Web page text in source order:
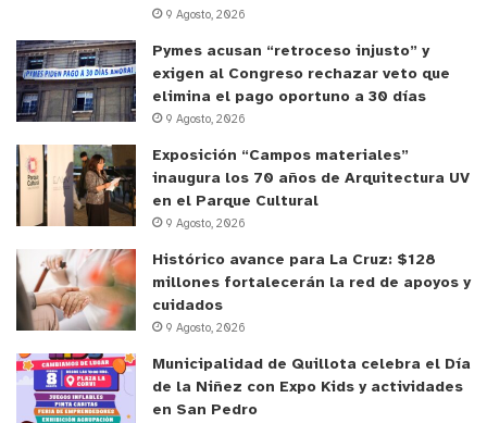
9 Agosto, 2026
Pymes acusan “retroceso injusto” y
exigen al Congreso rechazar veto que
elimina el pago oportuno a 30 días
9 Agosto, 2026
Exposición “Campos materiales”
inaugura los 70 años de Arquitectura UV
en el Parque Cultural
9 Agosto, 2026
Histórico avance para La Cruz: $128
millones fortalecerán la red de apoyos y
cuidados
9 Agosto, 2026
Municipalidad de Quillota celebra el Día
de la Niñez con Expo Kids y actividades
en San Pedro